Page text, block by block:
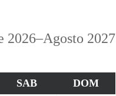
2026–Agosto 2027
SAB DOM